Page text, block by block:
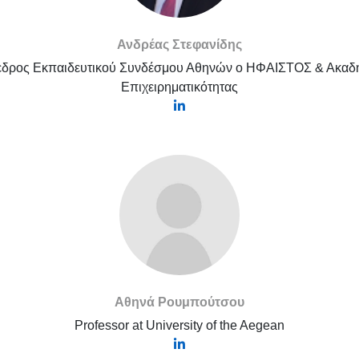
Ανδρέας Στεφανίδης
Εκπαιδευτικού Συνδέσμου Αθηνών ο ΗΦΑΙΣΤΟΣ &
Επιχειρηματικότητας
Αθηνά Ρουμπούτσου
Professor at University of the Aegean